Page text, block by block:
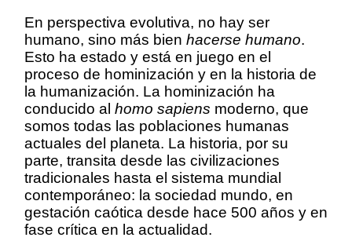
En perspectiva evolutiva, no hay ser
humano, sino más bien hacerse humano.
Esto ha estado y está en juego en el
proceso de hominización y en la historia de
la humanización. La hominización ha
conducido al homo sapiens moderno, que
somos todas las poblaciones humanas
actuales del planeta. La historia, por su
parte, transita desde las civilizaciones
tradicionales hasta el sistema mundial
contemporáneo: la sociedad mundo, en
gestación caótica desde hace 500 años y en
fase crítica en la actualidad.